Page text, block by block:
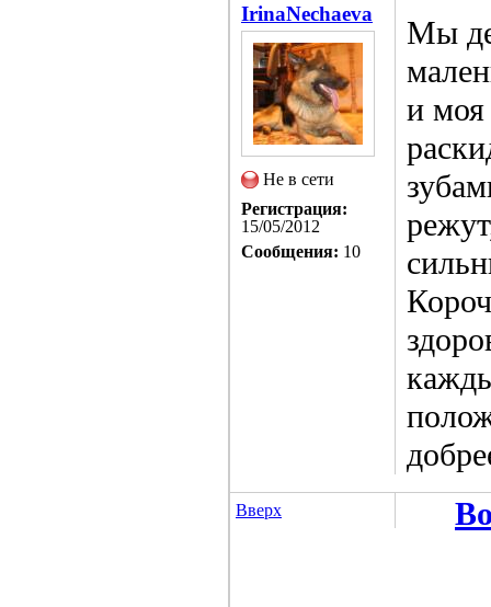
IrinaNechaeva
Не в сети
Регистрация:
15/05/2012
Сообщения: 10
Мы
и
Вверх